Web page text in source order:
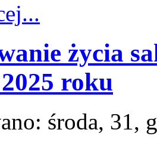
życia
roku
środa, 31,